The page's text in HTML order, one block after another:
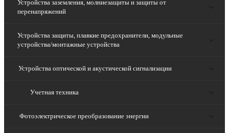
Устройства заземления, молниезащиты и защиты от
перенапряжений
Устройства защиты, плавкие предохранители, модульные
устройства/монтажные устройства
Устройства оптической и акустической сигнализации
Учетная техника
Фотоэлектрическое преобразование энергии